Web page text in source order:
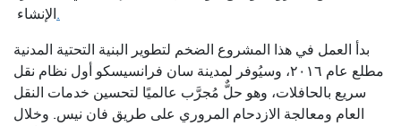
الإنشاء .
بدأ العمل في هذا المشروع الضخم لتطوير البنية التحتية المدنية
مطلع عام ٢٠١٦، وسيُوفر لمدينة سان فرانسيسكو أول نظام نقل
سريع بالحافلات، وهو حلٌّ مُجرَّب عالميًا لتحسين خدمات النقل
العام ومعالجة الازدحام المروري على طريق فان نيس. وخلال